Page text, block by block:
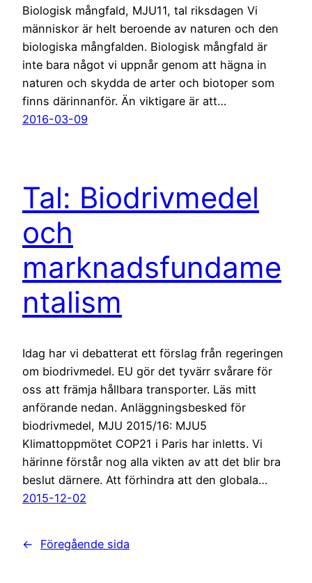
Biologisk mångfald, MJU11, tal riksdagen Vi
människor är helt beroende av naturen och den
biologiska mångfalden. Biologisk mångfald är
inte bara något vi uppnår genom att hägna in
naturen och skydda de arter och biotoper som
finns därinnanför. Än viktigare är att…
2016-03-09
Tal: Biodrivmedel
och
marknadsfundame
ntalism
Idag har vi debatterat ett förslag från regeringen
om biodrivmedel. EU gör det tyvärr svårare för
oss att främja hållbara transporter. Läs mitt
anförande nedan. Anläggningsbesked för
biodrivmedel, MJU 2015/16: MJU5
Klimattoppmötet COP21 i Paris har inletts. Vi
härinne förstår nog alla vikten av att det blir bra
beslut därnere. Att förhindra att den globala…
2015-12-02
← Föregående sida